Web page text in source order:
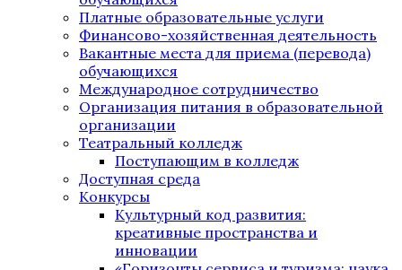
Платные образовательные услуги
Финансово-хозяйственная деятельность
Вакантные места для приема (перевода)
обучающихся
Международное сотрудничество
Организация питания в образовательной
организации
Театральный колледж
Поступающим в колледж
Доступная среда
Конкурсы
Культурный код развития:
креативные пространства и
инновации